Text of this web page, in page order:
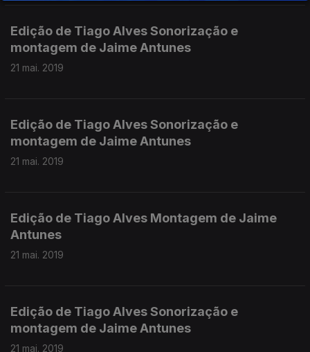
Edição de Tiago Alves Sonorização e
montagem de Jaime Antunes
21 mai. 2019
Edição de Tiago Alves Sonorização e
montagem de Jaime Antunes
21 mai. 2019
Edição de Tiago Alves Montagem de Jaime
Antunes
21 mai. 2019
Edição de Tiago Alves Sonorização e
montagem de Jaime Antunes
21 mai. 2019